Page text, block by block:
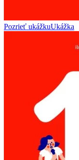
Pozrieť ukážkuUkážka